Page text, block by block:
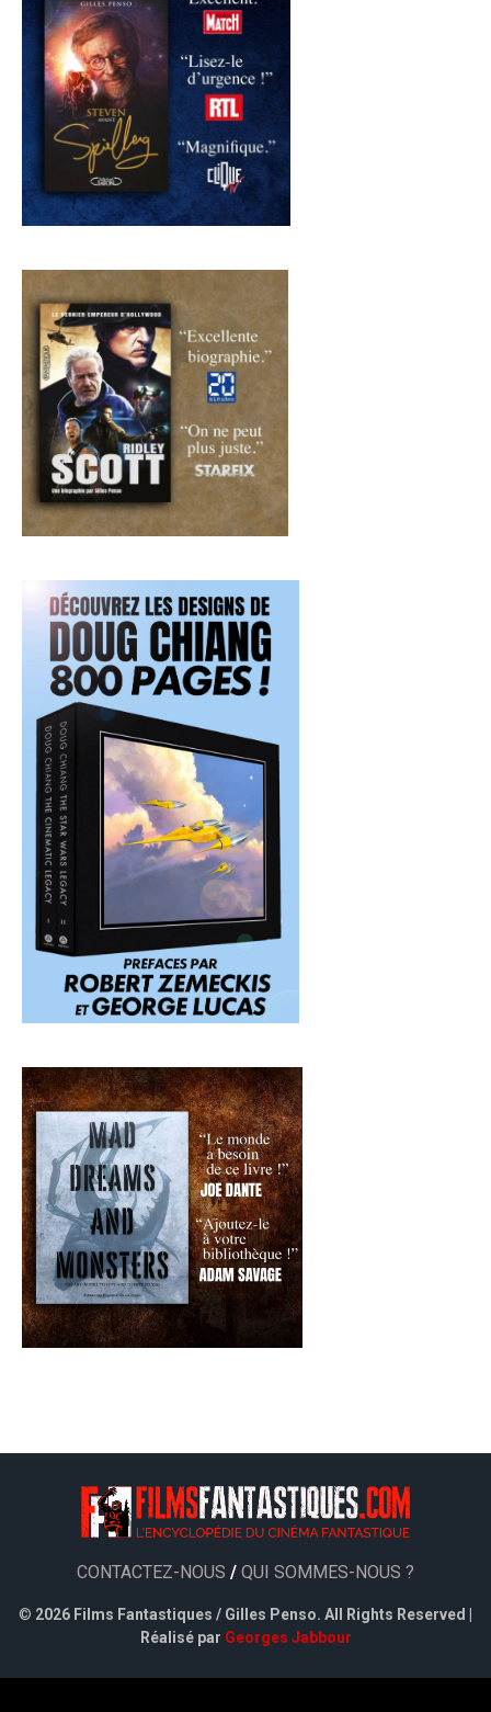
CONTACTEZ-NOUS / QUI SOMMES-NOUS ?
© 2026 Films Fantastiques / Gilles Penso. All Rights Reserved |
Réalisé par Georges Jabbour